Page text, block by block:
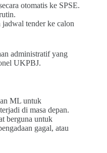
otomatis ke SPSE.
tender ke calon
administratif yang
UKPBJ.
ML untuk
di masa depan.
berguna untuk
gagal, atau